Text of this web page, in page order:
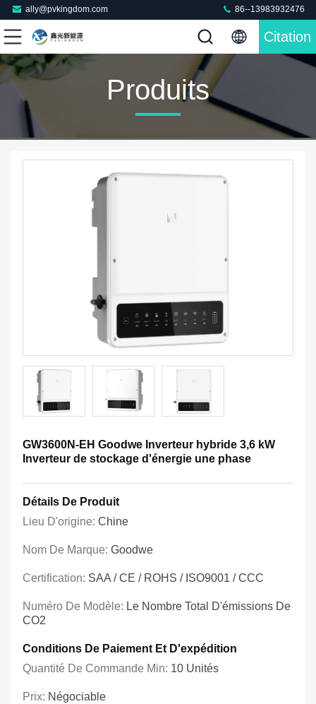
ally@pvkingdom.com 86--13983932476
Citation
Produits
GW3600N-EH Goodwe Inverteur hybride 3,6 kW
Inverteur de stockage d'énergie une phase
Détails De Produit
Lieu D'origine: Chine
Nom De Marque: Goodwe
Certification: SAA / CE / ROHS / ISO9001 / CCC
Numéro De Modèle: Le Nombre Total D'émissions De
CO2
Conditions De Paiement Et D'expédition
Quantité De Commande Min: 10 Unités
Prix: Négociable